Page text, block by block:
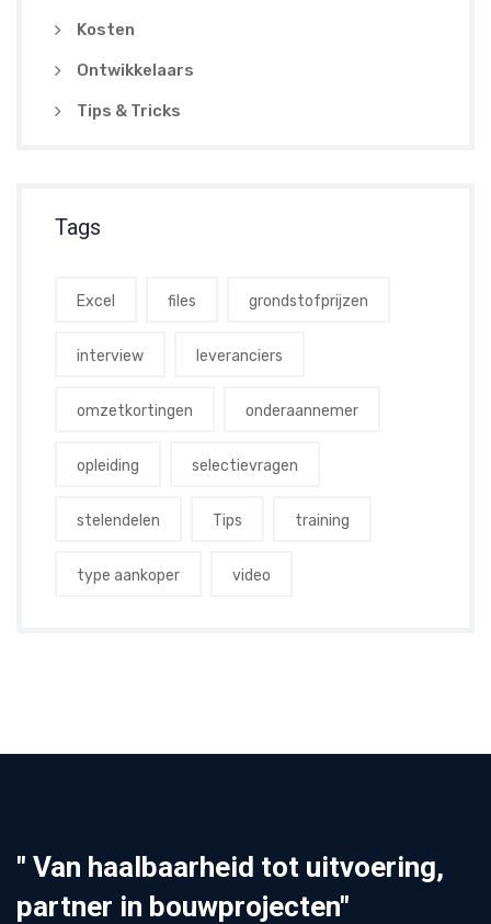
Kosten
Ontwikkelaars
Tips & Tricks
Tags
Excel files grondstofprijzen
interview leveranciers
omzetkortingen onderaannemer
opleiding selectievragen
stelendelen Tips training
type aankoper video
" Van haalbaarheid tot uitvoering,
partner in bouwprojecten"